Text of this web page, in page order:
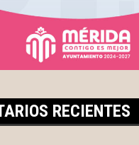
RECIENTES